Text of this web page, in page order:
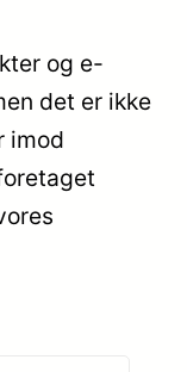
og e-
det er ikke
imod